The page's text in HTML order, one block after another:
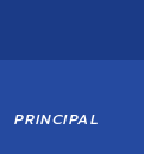
PRINCIPAL